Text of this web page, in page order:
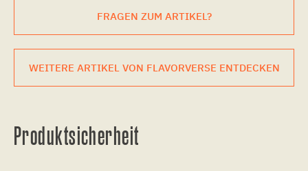
FRAGEN ZUM ARTIKEL?
WEITERE ARTIKEL VON FLAVORVERSE ENTDECKEN
Produktsicherheit